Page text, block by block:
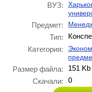
ВУЗ:
Предмет:
Тип:
Категория:
Размер файла:
151 Kb
Скачали:
0